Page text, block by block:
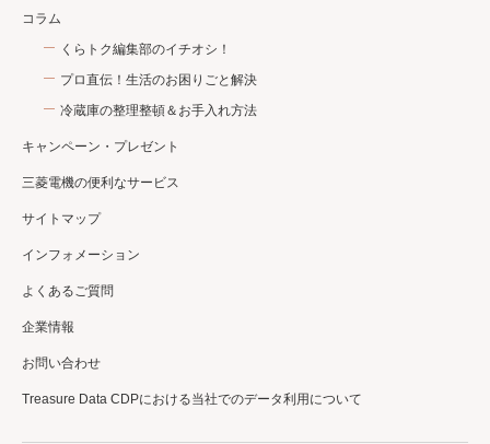
コラム
くらトク編集部のイチオシ！
プロ直伝！生活のお困りごと解決
冷蔵庫の整理整頓＆お手入れ方法
キャンペーン・プレゼント
三菱電機の便利なサービス
サイトマップ
インフォメーション
よくあるご質問
企業情報
お問い合わせ
Treasure Data CDPにおける当社でのデータ利用について